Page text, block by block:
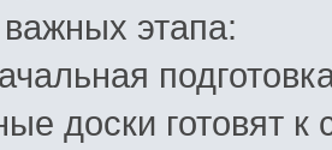
этапа:
доски готовят к